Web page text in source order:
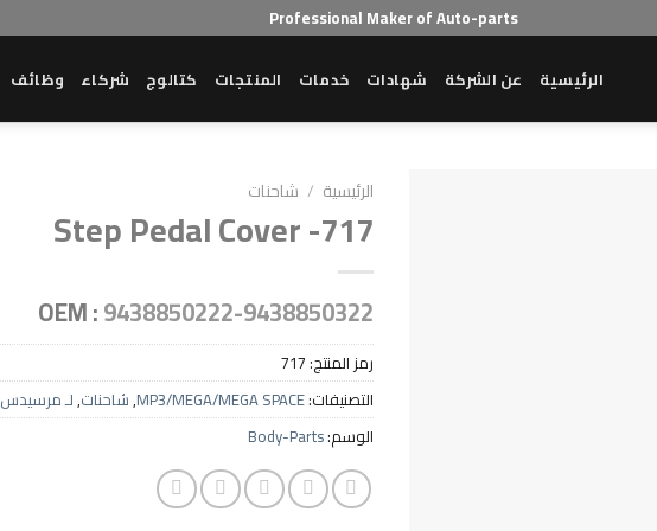
Professional Maker of Auto-parts
الرئيسية عن الشركة شهادات خدمات المنتجات كتالوج شركاء وظائف
الرئيسية / شاحنات
Step Pedal Cover -717
OEM :9438850222-9438850322
رمز المنتج:717
التصنيفات:MP3/MEGA/MEGA SPACE
,شاحنات,لـ مرسيدس
الوسم:Body-Parts